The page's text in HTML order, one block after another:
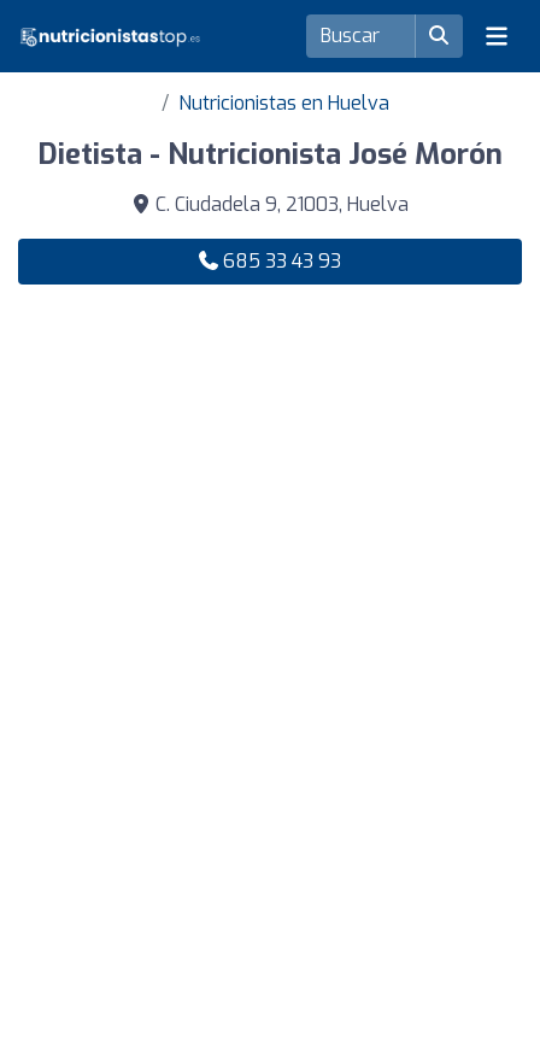
Nutricionistas en Huelva
Dietista - Nutricionista José Morón
C. Ciudadela 9, 21003, Huelva
685 33 43 93